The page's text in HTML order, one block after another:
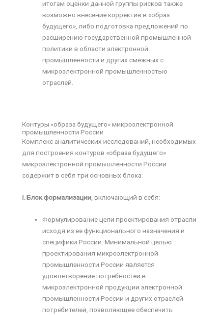
итогам оценки данной группы рисков также
возможно внесение корректив в «образ
будущего», либо подготовка предложений по
расширению государственной промышленной
политики в области электронной
промышленности и других смежных с
микроэлектронной промышленностью
отраслей.
Контуры «образа будущего» микроэлектронной
промышленности России
Комплекс аналитических исследований, необходимых
для построения контуров «образа будущего»
микроэлектронной промышленности России
содержит в себя три основных блока:
I. Блок формализации , включающий в себя:
Формулирование цели проектирования отрасли
исходя из ее функционального назначения и
специфики России. Минимальной целью
проектирования микроэлектронной
промышленности России является
удовлетворение потребностей в
микроэлектронной продукции электронной
промышленности России и других отраслей-
потребителей, позволяющее обеспечить